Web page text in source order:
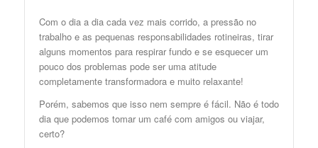
Com o dia a dia cada vez mais corrido, a pressão no
trabalho e as pequenas responsabilidades rotineiras, tirar
alguns momentos para respirar fundo e se esquecer um
pouco dos problemas pode ser uma atitude
completamente transformadora e muito relaxante!
Porém, sabemos que isso nem sempre é fácil. Não é todo
dia que podemos tomar um café com amigos ou viajar,
certo?